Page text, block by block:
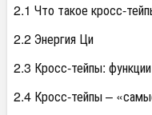
2.1 Что такое кросс-
2.2 Энергия Ци
2.3 Кросс-тейпы:
2.4 Кросс-тейпы –